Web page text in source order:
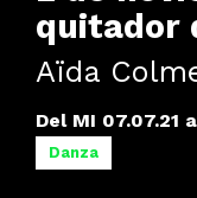
quitador
Aïda
Del MI 07.07.21
Danza